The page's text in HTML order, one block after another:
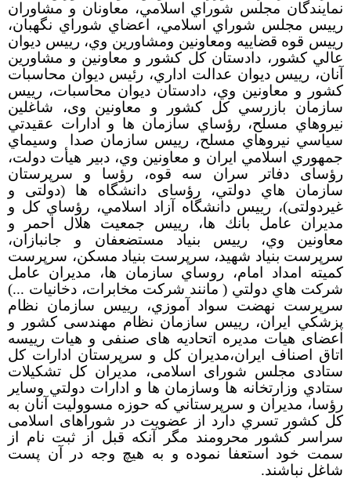
نمايندگان مجلس شوراي اسلامي، معاونان و مشاوران
رییس مجلس شوراي اسلامي، اعضاي شوراي نگهبان،
رييس قوه قضاييه ومعاونين ومشاورين وي، رييس ديوان
عالي كشور، دادستان كل كشور و معاونين و مشاورين
آنان، رييس ديوان عدالت اداري، رئیس دیوان محاسبات
کشور و معاونين وي، دادستان ديوان محاسبات، رييس
سازمان بازرسي كل كشور و معاونین وی، شاغلين
نيروهاي مسلح، رؤساي سازمان ها و ادارات عقيدتي
سياسي نيروهاي مسلح، رييس سازمان صدا
وسيماي
جمهوري اسلامي ايران و معاونين وي، دبیر هیأت دولت،
رؤسای دفاتر سران سه قوه، رؤسا و سرپرستان
سازمان هاي دولتي، رؤسای دانشگاه ها (دولتی و
غیردولتی)، رييس دانشگاه آزاد اسلامي، رؤساي كل و
مديران عامل بانك ها، رييس جمعيت هلال احمر و
معاونين وي، رييس بنياد مستضعفان و جانبازان،
سرپرست بنياد شهيد، سرپرست بنياد مسكن، سرپرست
كميته امداد امام، روساي سازمان ها، مديران عامل
شركت هاي دولتي ( مانند شركت مخابرات، دخانيات ...)
سرپرست نهضت سواد آموزي، رييس سازمان نظام
پزشكي ايران، رييس سازمان نظام مهندسی کشور و
اعضای هیات مدیره اتحادیه های صنفی و هیات رییسه
اتاق اصناف ایران،مدیران کل و سرپرستان ادارات کل
ستادی مجلس شورای اسلامی، مديران كل تشكيلات
ستادي وزارتخانه ها وسازمان ها و ادارات دولتي وساير
رؤسا، مديران و سرپرستاني كه حوزه مسووليت آنان به
كل كشور تسري دارد از عضویت در شوراهای اسلامی
سراسر کشور محرومند مگر آنکه قبل از ثبت نام از
سمت خود استعفا نموده و به هیچ وجه در آن پست
شاغل نباشند.